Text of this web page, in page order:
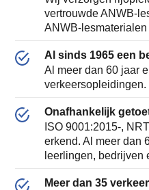
vertrouwde ANWB-
ANWB-
Al sinds 1965 een
Al meer dan 60 jaar
verkeersopleidingen.
Onafhankelijk
ISO 9001:2015-,
erkend. Al meer dan
leerlingen, bedrijven
Meer dan 35